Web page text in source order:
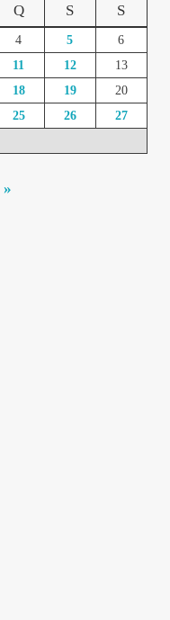
Q S S
4 5
6
11 12
13
18 19
20
25 26
27